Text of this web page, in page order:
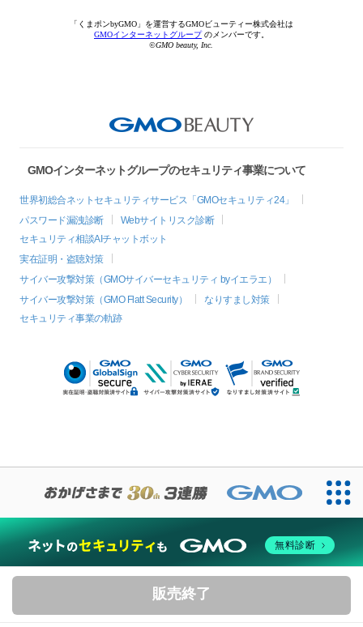
販売終了
「くまポンbyGMO」を運営するGMOビューティー株式会社は
GMOインターネットグループのメンバーです。
©GMO beauty, Inc.
GMOインターネットグループのセキュリティ事業について
世界初総合ネットセキュリティサービス「GMOセキュリティ24」
パスワード漏洩診断
Webサイトリスク診断
セキュリティ相談AIチャットボット
実在証明・盗聴対策
サイバー攻撃対策（GMOサイバーセキュリティ byイエラエ）
サイバー攻撃対策（GMO Flatt Security）
なりすまし対策
セキュリティ事業の軌跡
無料診断